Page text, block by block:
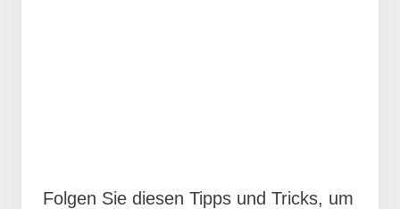
Folgen Sie diesen Tipps und Tricks, um